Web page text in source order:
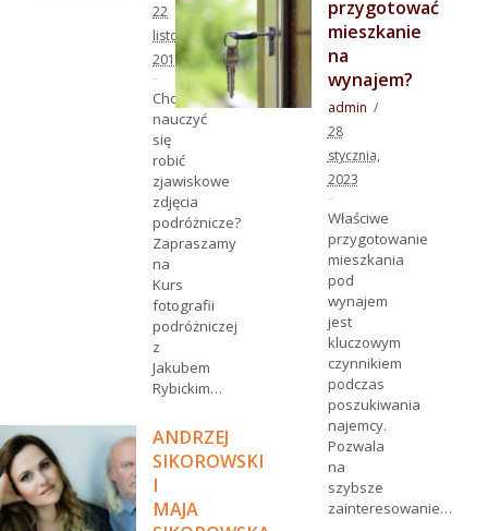
22
listopada,
2019
Chcesz
nauczyć
się
robić
zjawiskowe
zdjęcia
podróżnicze?
Zapraszamy
na
Kurs
fotografii
podróżniczej
z
Jakubem
Rybickim…
ANDRZEJ
SIKOROWSKI
I
MAJA
przygotować
mieszkanie
na
wynajem?
admin
28
stycznia,
2023
Właściwe
przygotowanie
mieszkania
pod
wynajem
jest
kluczowym
czynnikiem
podczas
poszukiwania
najemcy.
Pozwala
na
szybsze
zainteresowanie…